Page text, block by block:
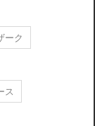
ーク
ス